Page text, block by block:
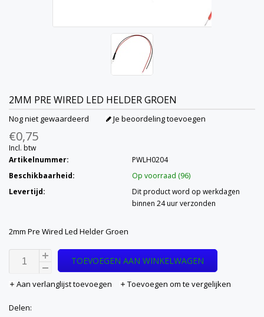
2MM PRE WIRED LED HELDER GROEN
Nog niet gewaardeerd Je beoordeling toevoegen
€0,75
Incl. btw
Artikelnummer:
PWLH0204
Beschikbaarheid:
Op voorraad (96)
Levertijd:
Dit product word op werkdagen
binnen 24 uur verzonden
2mm Pre Wired Led Helder Groen
TOEVOEGEN AAN WINKELWAGEN
Aan verlanglijst toevoegen Toevoegen om te vergelijken
Delen: